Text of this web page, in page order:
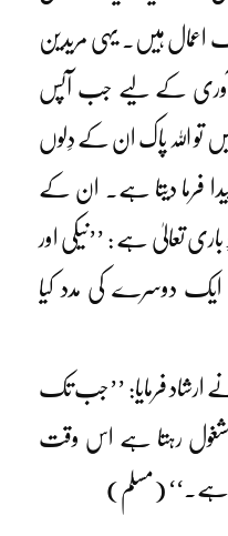
اعمال ہیں۔ یہی مریدین
کے لیے جب آپس
تو اللہ پاک ان کے دِلوں
فرما دیتا ہے۔ ان کے
تعالیٰ ہے : ’’نیکی اور
دوسرے کی مدد کیا
نے ارشاد فرمایا: ’’جب تک
مشغول رہتا ہے اس وقت
ہے۔‘‘ (مسلم)